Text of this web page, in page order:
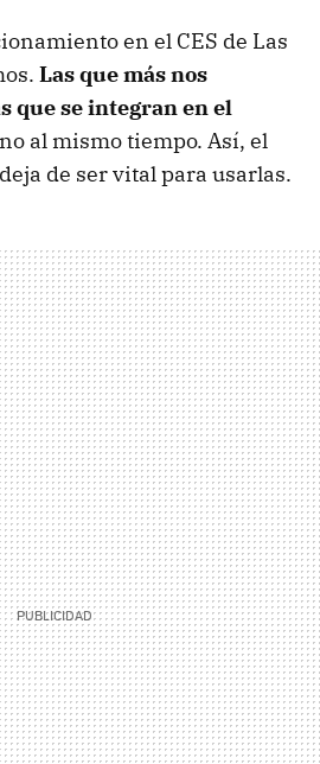
en el CES de Las
Las que más nos
que se integran en el
al mismo tiempo. Así, el
de ser vital para usarlas.